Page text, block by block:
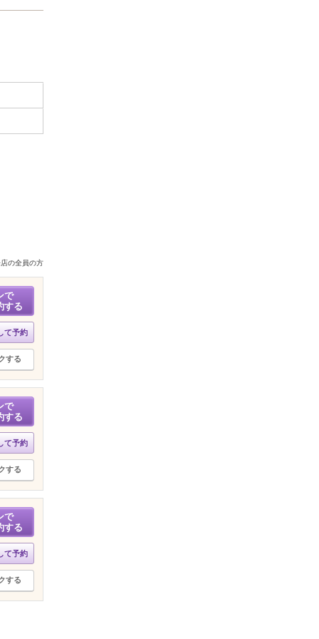
の全員の方
で
する
て予約
する
で
する
て予約
する
で
する
て予約
する